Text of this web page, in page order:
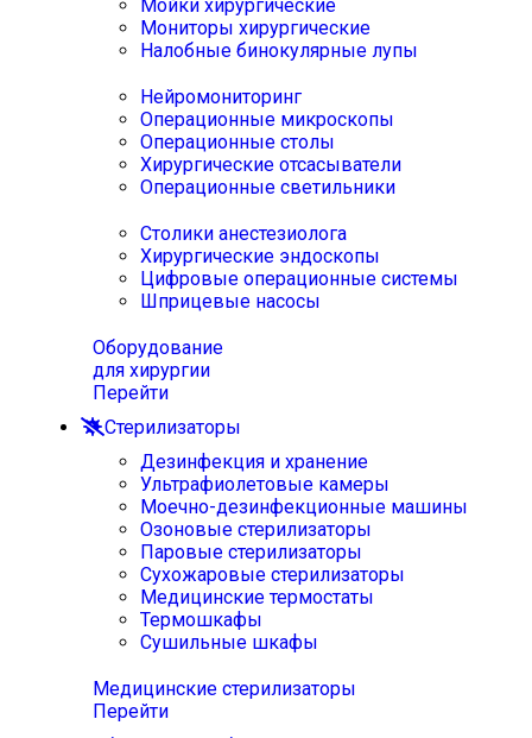
Мойки хирургические
Мониторы хирургические
Налобные бинокулярные лупы
Нейромониторинг
Операционные микроскопы
Операционные столы
Хирургические отсасыватели
Операционные светильники
Столики анестезиолога
Хирургические эндоскопы
Цифровые операционные системы
Шприцевые насосы
Оборудование
для хирургии
Перейти
Стерилизаторы
Дезинфекция и хранение
Ультрафиолетовые камеры
Моечно-дезинфекционные машины
Озоновые стерилизаторы
Паровые стерилизаторы
Сухожаровые стерилизаторы
Медицинские термостаты
Термошкафы
Сушильные шкафы
Медицинские стерилизаторы
Перейти